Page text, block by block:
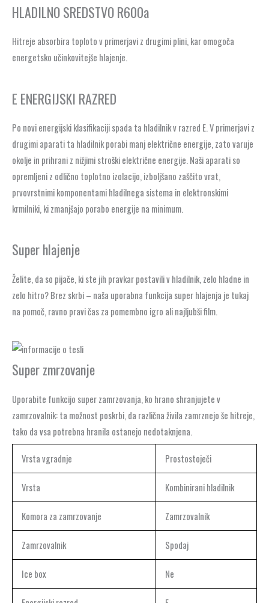
HLADILNO SREDSTVO R600a
Hitreje absorbira toploto v primerjavi z drugimi plini, kar omogoča
energetsko učinkovitejše hlajenje.
E ENERGIJSKI RAZRED
Po novi energijski klasifikaciji spada ta hladilnik v razred E. V primerjavi z
drugimi aparati ta hladilnik porabi manj električne energije, zato varuje
okolje in prihrani z nižjimi stroški električne energije. Naši aparati so
opremljeni z odlično toplotno izolacijo, izboljšano zaščito vrat,
prvovrstnimi komponentami hladilnega sistema in elektronskimi
krmilniki, ki zmanjšajo porabo energije na minimum.
Super hlajenje
Želite, da so pijače, ki ste jih pravkar postavili v hladilnik, zelo hladne in
zelo hitro? Brez skrbi – naša uporabna funkcija super hlajenja je tukaj
na pomoč, ravno pravi čas za pomembno igro ali najljubši film.
Super zmrzovanje
Uporabite funkcijo super zamrzovanja, ko hrano shranjujete v
zamrzovalnik: ta možnost poskrbi, da različna živila zamrznejo še hitreje,
tako da vsa potrebna hranila ostanejo nedotaknjena.
Vrsta vgradnje Prostostoječi
Vrsta Kombinirani hladilnik
Komora za zamrzovanje Zamrzovalnik
Zamrzovalnik Spodaj
Ice box Ne